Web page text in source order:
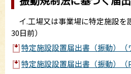
イ.工場又は事業場に特定施設を
30日前）
特定施設設置届出書（振動）（
特定施設設置届出書（振動）（